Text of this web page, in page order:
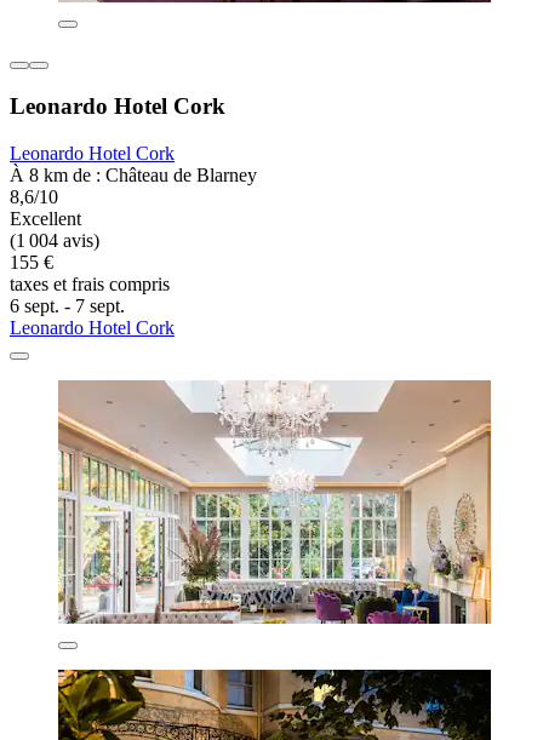
Leonardo Hotel Cork
Leonardo Hotel Cork
À 8 km de : Château de Blarney
8,6/10
Excellent
(1 004 avis)
155 €
taxes et frais compris
6 sept. - 7 sept.
Leonardo Hotel Cork